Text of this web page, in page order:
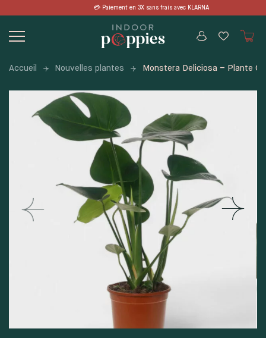
content
3X sans frais avec KLARNA 📦
Accueil Nouvelles plantes Monstera Deliciosa – Plante